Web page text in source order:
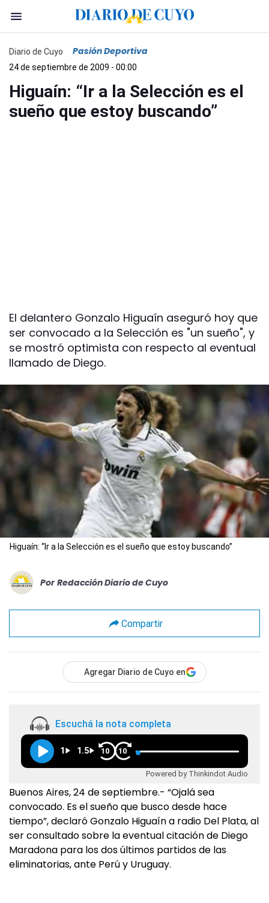
Diario de Cuyo Pasión Deportiva
24 de septiembre de 2009 - 00:00
Higuaín: “Ir a la Selección es el
sueño que estoy buscando”
El delantero Gonzalo Higuaín aseguró hoy que
ser convocado a la Selección es "un sueño", y
se mostró optimista con respecto al eventual
llamado de Diego.
Higuaín: “Ir a la Selección es el sueño que estoy buscando”
Por Redacción Diario de Cuyo
Compartir
Agregar Diario de Cuyo en
Escuchá la nota completa
1 1.5 10 10
Powered by Thinkindot Audio
Buenos Aires, 24 de septiembre.- “Ojalá sea
convocado. Es el sueño que busco desde hace
tiempo”, declaró Gonzalo Higuaín a radio Del Plata, al
ser consultado sobre la eventual citación de Diego
Maradona para los dos últimos partidos de las
eliminatorias, ante Perú y Uruguay.